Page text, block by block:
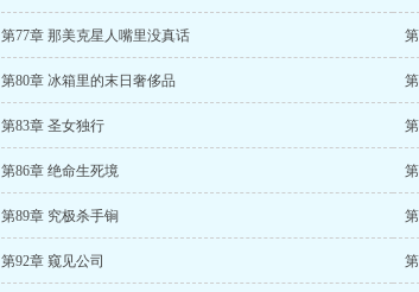
第77章 那美克星人嘴里没真话
第80章 冰箱里的末日奢侈品
第83章 圣女独行
第86章 绝命生死境
第89章 究极杀手锏
第92章 窥见公司